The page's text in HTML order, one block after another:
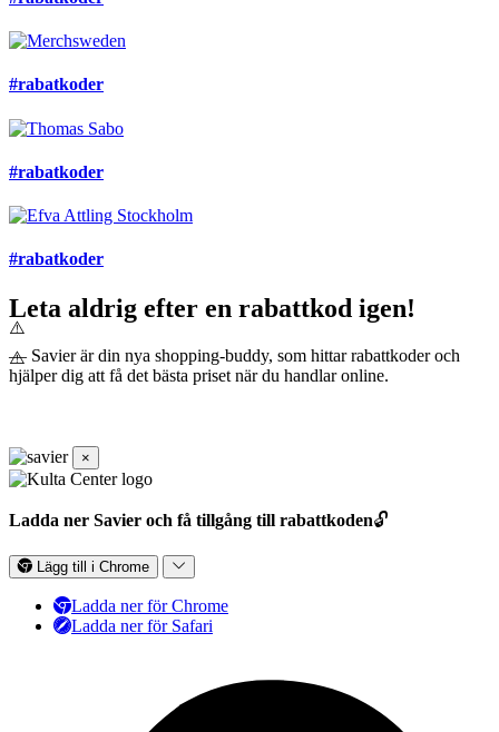
#rabatkoder
#rabatkoder
#rabatkoder
Leta aldrig efter en rabattkod igen!
— Savier är din nya shopping-buddy, som hittar rabattkoder och
hjälper dig att få det bästa priset när du handlar online.
×
Ladda ner Savier och få tillgång till rabattkoden🔓
Lägg till i Chrome
Ladda ner för Chrome
Ladda ner för Safari